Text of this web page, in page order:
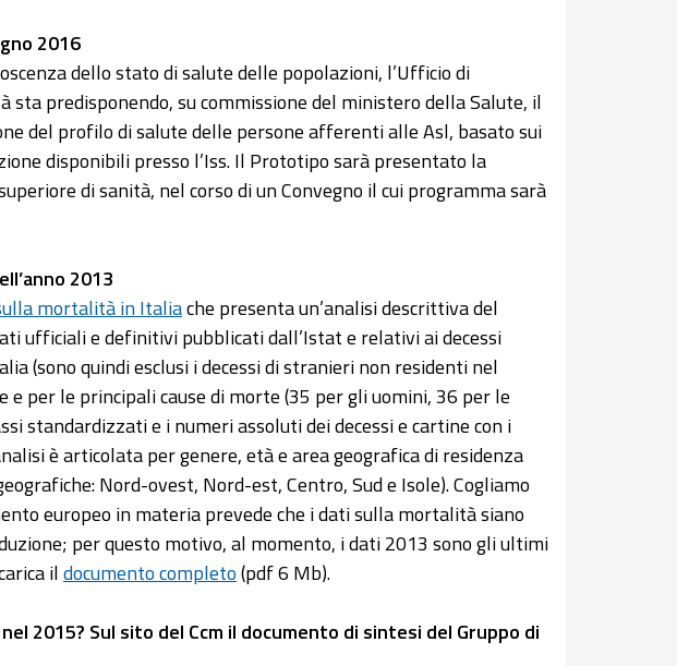
2016
dello stato di salute delle popolazioni, l’Ufficio di
predisponendo, su commissione del ministero della Salute, il
del profilo di salute delle persone afferenti alle Asl, basato sui
disponibili presso l’Iss. Il Prototipo sarà presentato la
di sanità, nel corso di un Convegno il cui programma sarà
2013
mortalità in Italiache presenta un’analisi descrittiva del
ufficiali e definitivi pubblicati dall’Istat e relativi ai decessi
(sono quindi esclusi i decessi di stranieri non residenti nel
per le principali cause di morte (35 per gli uomini, 36 per le
standardizzati e i numeri assoluti dei decessi e cartine con i
è articolata per genere, età e area geografica di residenza
Nord-ovest, Nord-est, Centro, Sud e Isole). Cogliamo
europeo in materia prevede che i dati sulla mortalità siano
per questo motivo, al momento, i dati 2013 sono gli ultimi
ildocumento completo(pdf 6 Mb).
2015? Sul sito del Ccm il documento di sintesi del Gruppo di